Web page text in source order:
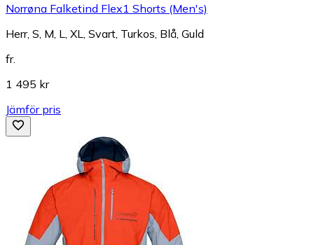
Norrøna Falketind Flex1 Shorts (Men's)
Herr, S, M, L, XL, Svart, Turkos, Blå, Guld
fr.
1 495 kr
Jämför pris